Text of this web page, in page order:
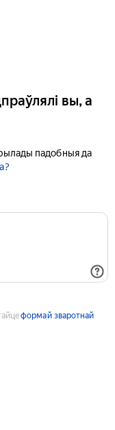
вы, а
падобныя да
формай зваротнай